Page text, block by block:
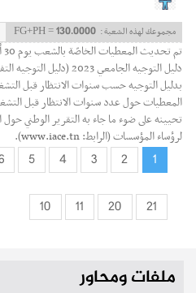
مجموعك لهذه الشعبة : FG+PH = 130.0000
تم تحديث المعطيات الخاصّة بالشعب يوم 30 أوت 2023.
بدليل التوجيه حسب سنوات الانتظار قبل التشغيل 2022 والسنوات
المعطيات حول عدد سنوات الانتظار قبل
تحيينه على ضوء ما جاء به التقرير الوطني
لرؤساء المؤسسات (الرابط:www.iace.tn
).
1
2
3
4
5
10 11 20 21
ملفات ومحاور